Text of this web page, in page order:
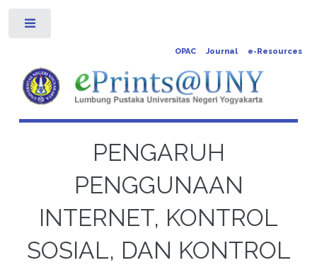
OPAC Journal e-Resources
PENGARUH
PENGGUNAAN
INTERNET, KONTROL
SOSIAL, DAN KONTROL